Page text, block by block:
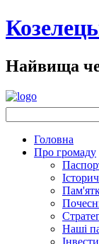
Найвища
Головна
Про громаду
Наші